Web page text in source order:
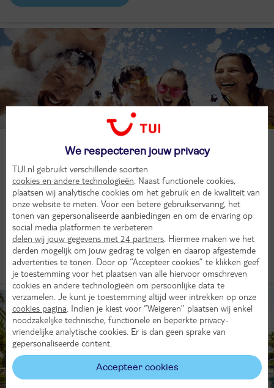
Niet alleen de ijsjes, de drankjes en de parasol op het strand,
maar ook vele sportieve activiteiten zijn inclusief. Zelfs de zon is
inbegrepen… In deze hotels, die direct aan zee liggen, kun je
sporten, ontspannen in de spa of heerlijk uitgebreid eten. All
Inclusive is gemak. Geen portemonnee op zak en geen
verrassingen achteraf.
Meer over TUI MAGIC LIFE
We respecteren jouw privacy
TUI.nl gebruikt verschillende soorten
cookies en andere technologieën . Naast functionele cookies,
plaatsen wij analytische cookies om het gebruik en de kwaliteit van
onze website te meten. Voor een betere gebruikservaring, het
tonen van gepersonaliseerde aanbiedingen en om de ervaring op
social media platformen te verbeteren
delen wij jouw gegevens met 24 partners . Hiermee maken we het
derden mogelijk om jouw gedrag te volgen en daarop afgestemde
advertenties te tonen. Door op “Accepteer cookies” te klikken geef
je toestemming voor het plaatsen van alle hiervoor omschreven
cookies en andere technologieën om persoonlijke data te
verzamelen. Je kunt je toestemming altijd weer intrekken op onze
cookies pagina . Indien je kiest voor “Weigeren” plaatsen wij enkel
noodzakelijke technische, functionele en beperkte privacy-
vriendelijke analytische cookies. Er is dan geen sprake van
gepersonaliseerde content.
Accepteer cookies